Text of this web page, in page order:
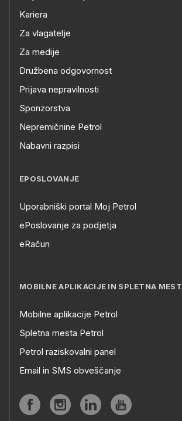
Kariera
Za vlagatelje
Za medije
Družbena odgovornost
Prijava nepravilnosti
Sponzorstva
Nepremičnine Petrol
Nabavni razpisi
EPOSLOVANJE
Uporabniški portal Moj Petrol
ePoslovanje za podjetja
eRačun
MOBILNE APLIKACIJE IN SPLETNA
Mobilne aplikacije Petrol
Spletna mesta Petrol
Petrol raziskovalni panel
Email in SMS obveščanje